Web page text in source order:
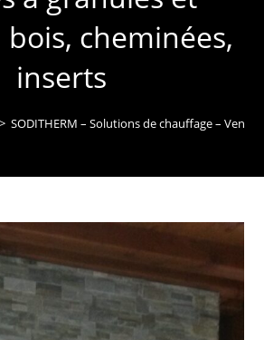
bois, cheminées,
inserts
> SODITHERM – Solutions de chauffage –